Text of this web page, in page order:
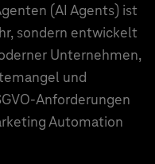
(AI Agents) ist
sondern entwickelt
Unternehmen,
und
Anforderungen
Automation